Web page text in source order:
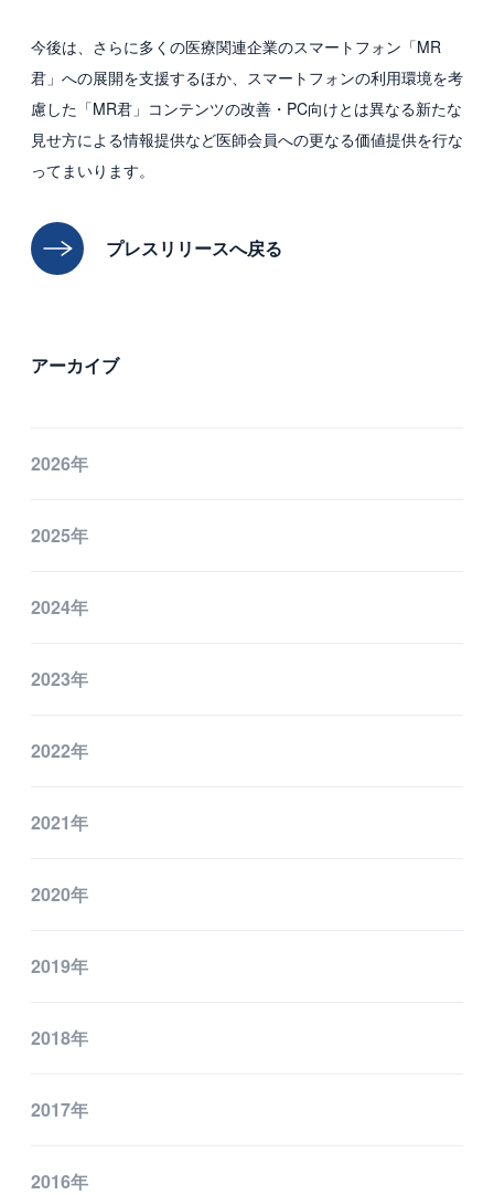
今後は、さらに多くの医療関連企業のスマートフォン「MR
君」への展開を支援するほか、スマートフォンの利用環境を考
慮した「MR君」コンテンツの改善・PC向けとは異なる新たな
見せ方による情報提供など医師会員への更なる価値提供を行な
ってまいります。
プレスリリースへ戻る
アーカイブ
2026年
2025年
2024年
2023年
2022年
2021年
2020年
2019年
2018年
2017年
2016年